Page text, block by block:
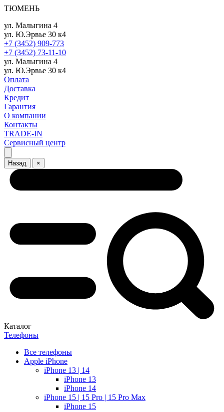
ТЮМЕНЬ
ул. Малыгина 4
ул. Ю.Эрвье 30 к4
+7 (3452) 909-773
+7 (3452) 73-11-10
ул. Малыгина 4
ул. Ю.Эрвье 30 к4
Оплата
Доставка
Кредит
Гарантия
О компании
Контакты
TRADE-IN
Сервисный центр
Назад ×
Каталог
Телефоны
Все телефоны
Apple iPhone
iPhone 13 | 14
iPhone 13
iPhone 14
iPhone 15 | 15 Pro | 15 Pro Max
iPhone 15